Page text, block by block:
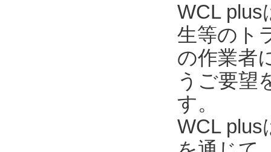
WCL plus
生等のト
の作業者
うご要望
す。
WCL